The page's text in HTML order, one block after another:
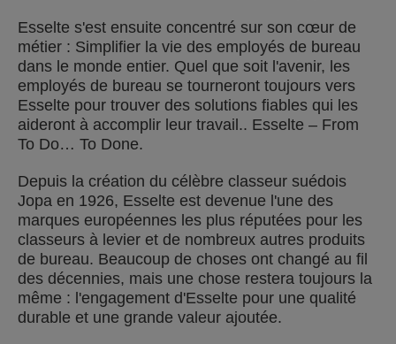
Esselte s'est ensuite concentré sur son cœur de
métier : Simplifier la vie des employés de bureau
dans le monde entier. Quel que soit l'avenir, les
employés de bureau se tourneront toujours vers
Esselte pour trouver des solutions fiables qui les
aideront à accomplir leur travail.. Esselte – From
To Do… To Done.
Depuis la création du célèbre classeur suédois
Jopa en 1926, Esselte est devenue l'une des
marques européennes les plus réputées pour les
classeurs à levier et de nombreux autres produits
de bureau. Beaucoup de choses ont changé au fil
des décennies, mais une chose restera toujours la
même : l'engagement d'Esselte pour une qualité
durable et une grande valeur ajoutée.